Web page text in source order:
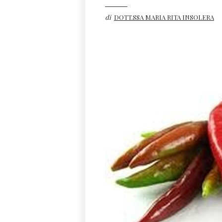
di DOTT.SSA MARIA RITA INSOLERA